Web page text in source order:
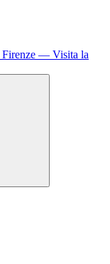
Firenze — Visita la